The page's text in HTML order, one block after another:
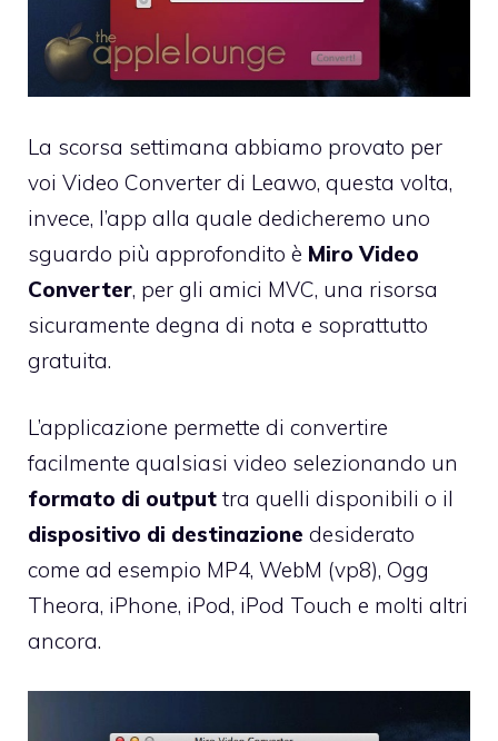
La scorsa settimana abbiamo provato per
voi Video Converter di Leawo, questa volta,
invece, l’app alla quale dedicheremo uno
sguardo più approfondito è Miro Video
Converter, per gli amici MVC, una risorsa
sicuramente degna di nota e soprattutto
gratuita.
L’applicazione permette di convertire
facilmente qualsiasi video selezionando un
formato di output tra quelli disponibili o il
dispositivo di destinazione desiderato
come ad esempio MP4, WebM (vp8), Ogg
Theora, iPhone, iPod, iPod Touch e molti altri
ancora.